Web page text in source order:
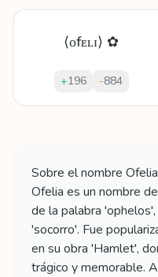
⟨ᴏfᴇʟɪ⟩ ✿
+196 -884
Sobre el nombre Ofelia
Ofelia es un nombre
de la palabra
'socorro'. Fue
en su obra 'Hamlet',
trágico y memorable.